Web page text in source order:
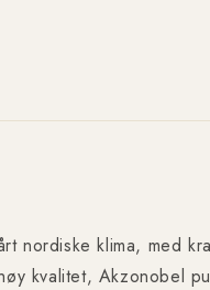
klima, med
kvalitet, Akzonobel